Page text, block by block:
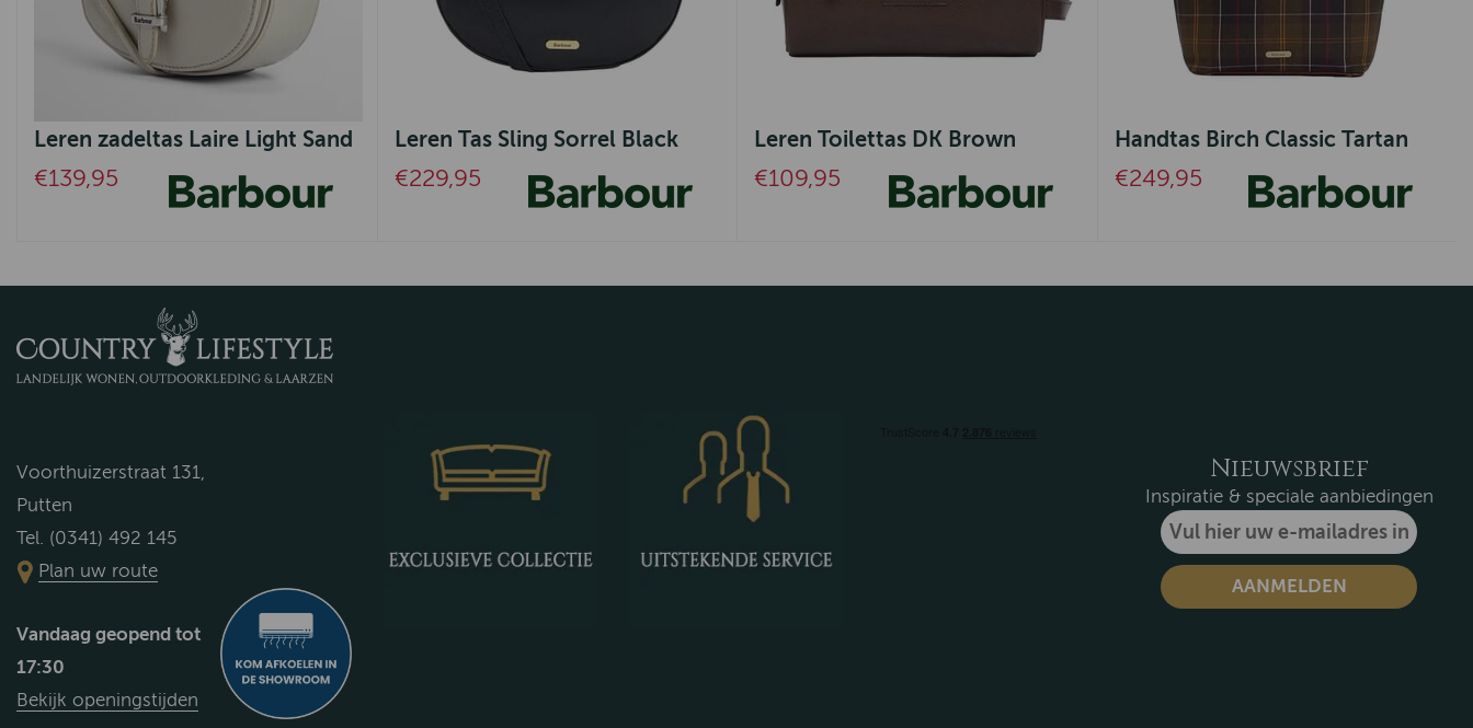
Leren zadeltas Laire Light Sand
€139,95
Leren Tas Sling Sorrel Black
€229,95
Leren Toilettas DK Brown
€109,95
Handtas Birch Classic Tartan
€249,95
Voorthuizerstraat 131,
Putten
Tel. (0341) 492 145
Plan uw route
Vandaag geopend tot
17:30
Bekijk openingstijden
Nieuwsbrief
Inspiratie & speciale aanbiedingen